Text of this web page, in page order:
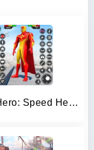
Rope Hero: Speed Hero Games